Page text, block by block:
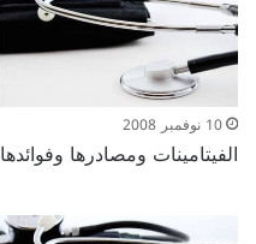
10 نوفمبر 2008
الفيتامينات ومصادرها وفوائدها